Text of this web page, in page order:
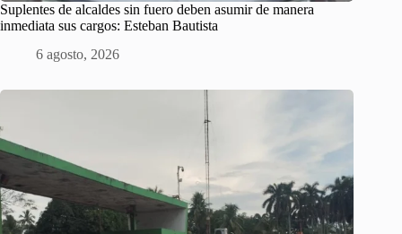
Suplentes de alcaldes sin fuero deben asumir de manera
inmediata sus cargos: Esteban Bautista
6 agosto, 2026